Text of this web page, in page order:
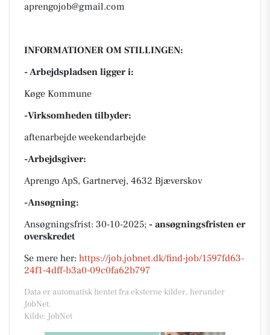
aprengojob@gmail.com
INFORMATIONER OM STILLINGEN:
- Arbejdspladsen ligger i:
Køge Kommune
-Virksomheden tilbyder:
aftenarbejde weekendarbejde
-Arbejdsgiver:
Aprengo ApS, Gartnervej, 4632 Bjæverskov
-Ansøgning:
Ansøgningsfrist: 30-10-2025; - ansøgningsfristen er
overskredet
Se mere her: https://job.jobnet.dk/find-job/1597fd63-
24f1-4dff-b3a0-09c0fa62b797
Data er automatisk hentet fra eksterne kilder, herunder
JobNet.
Kilde: JobNet